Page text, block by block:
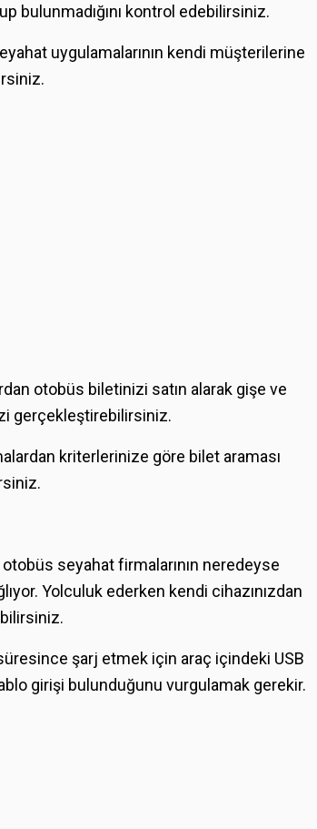
bulunmadığını kontrol edebilirsiniz.
uygulamalarının kendi müşterilerine
otobüs biletinizi satın alarak gişe ve
gerçekleştirebilirsiniz.
kriterlerinize göre bilet araması
seyahat firmalarının neredeyse
Yolculuk ederken kendi cihazınızdan
şarj etmek için araç içindeki USB
girişi bulunduğunu vurgulamak gerekir.